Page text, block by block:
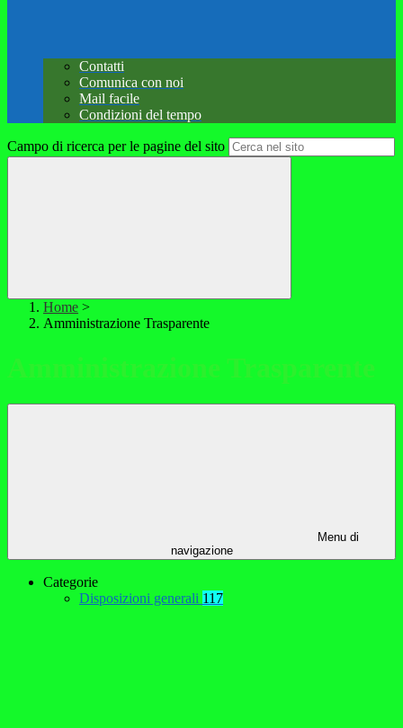
Contatti
Comunica con noi
Mail facile
Condizioni del tempo
Campo di ricerca per le pagine del sito
Home >
Amministrazione Trasparente
Amministrazione Trasparente
Menu di
navigazione
Categorie
Disposizioni generali 117